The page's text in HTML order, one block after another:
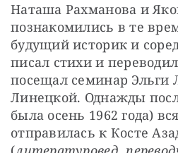
Наташа Рахманова и
познакомились в те
будущий историк и
писал стихи и
посещал семинар Эльги
Линецкой. Однажды
была осень 1962 года)
отправилась к Косте